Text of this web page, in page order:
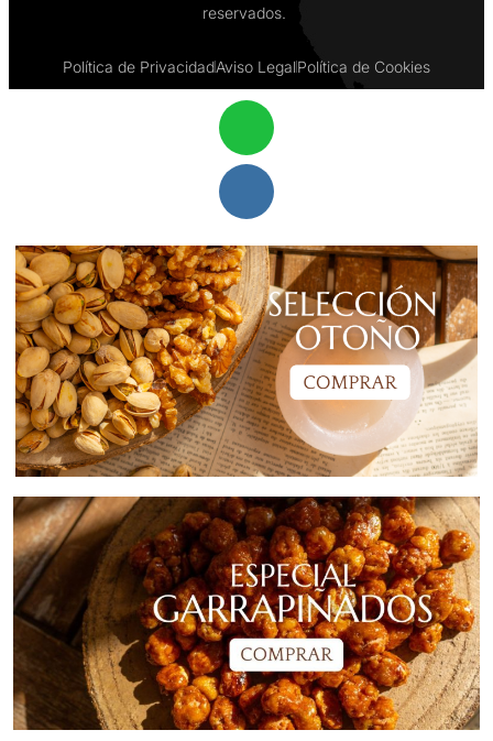
reservados.
Política de PrivacidadAviso LegalPolítica de Cookies